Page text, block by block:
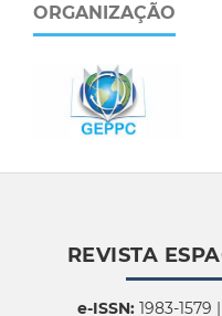
ORGANIZAÇÃO
REVISTA
e-ISSN:1983-1579 |